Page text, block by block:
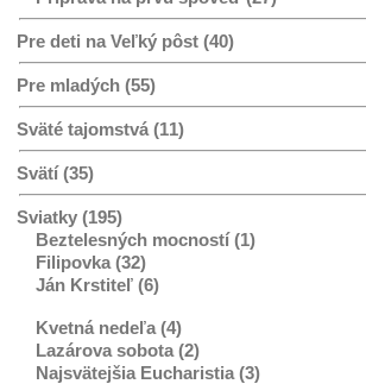
Pre deti na Veľký pôst (40)
Pre mladých (55)
Sväté tajomstvá (11)
Svätí (35)
Sviatky (195)
Beztelesných mocností (1)
Filipovka (32)
Ján Krstiteľ (6)
Kvetná nedeľa (4)
Lazárova sobota (2)
Najsvätejšia Eucharistia (3)